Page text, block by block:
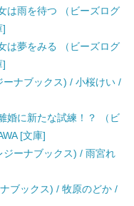
は雨を待つ （ビーズログ
]
は夢をみる （ビーズログ
]
ナブックス) / 小桜けい /
婚に新たな試練！？ （ビ
[文庫]
ーナブックス) / 雨宮れ
ブックス) / 牧原のどか /